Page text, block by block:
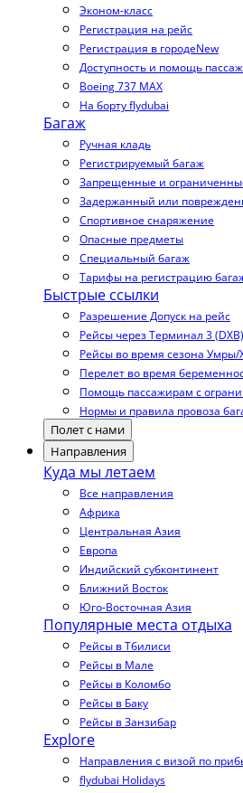
Эконом-класс
Регистрация на рейс
Регистрация в городеNew
Доступность и помощь
Boeing 737 MAX
На борту flydubai
Багаж
Ручная кладь
Регистрируемый багаж
Запрещенные и
Задержанный или
Спортивное снаряжение
Опасные предметы
Специальный багаж
Тарифы на регистрацию
Быстрые ссылки
Разрешение Допуск на рейс
Рейсы через Терминал 3 (DXB)
Рейсы во время сезона Умры/
Перелет во время
Помощь пассажирам с
Нормы и правила провоза
Полет с нами
Направления
Куда мы летаем
Все направления
Африка
Центральная Азия
Европа
Индийский субконтинент
Ближний Восток
Юго-Восточная Азия
Популярные места отдыха
Рейсы в Тбилиси
Рейсы в Мале
Рейсы в Коломбо
Рейсы в Баку
Рейсы в Занзибар
Explore
Направления с визой по
flydubai Holidays